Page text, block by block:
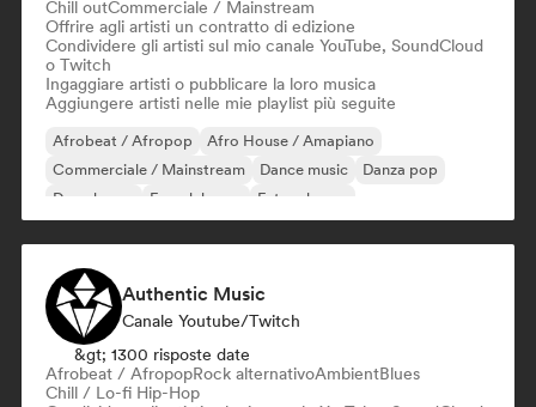
Chill outCommerciale / Mainstream
Offrire agli artisti un contratto di edizione
Condividere gli artisti sul mio canale YouTube, SoundCloud
o Twitch
Ingaggiare artisti o pubblicare la loro musica
Aggiungere artisti nelle mie playlist più seguite
Afrobeat / Afropop
Afro House / Amapiano
Commerciale / Mainstream
Dance music
Danza pop
Deep house
French house Future house
Authentic Music
Canale Youtube/Twitch
&gt; 1300 risposte date
Afrobeat / AfropopRock alternativoAmbientBlues
Chill / Lo-fi Hip-Hop